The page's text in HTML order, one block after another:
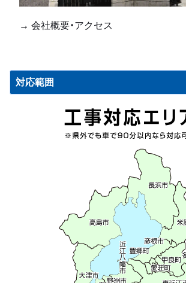
→ 会社概要・アクセス
対応範囲